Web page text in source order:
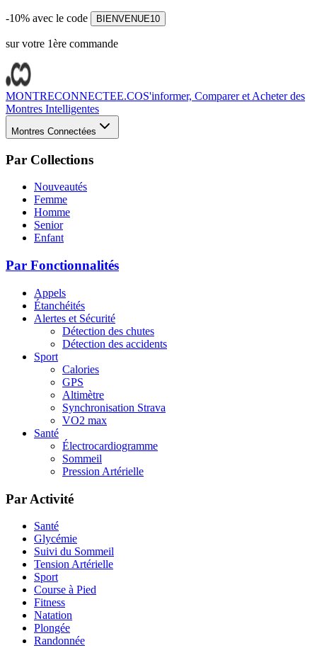
-10% avec le code BIENVENUE10
sur votre 1ère commande
MONTRECONNECTEE.COS'informer, Comparer et Acheter des
Montres Intelligentes
Montres Connectées
Par Collections
Nouveautés
Femme
Homme
Senior
Enfant
Par Fonctionnalités
Appels
Étanchéités
Alertes et Sécurité
Détection des chutes
Détection des accidents
Sport
Calories
GPS
Altimètre
Synchronisation Strava
VO2 max
Santé
Électrocardiogramme
Sommeil
Pression Artérielle
Par Activité
Santé
Glycémie
Suivi du Sommeil
Tension Artérielle
Sport
Course à Pied
Fitness
Natation
Plongée
Randonnée